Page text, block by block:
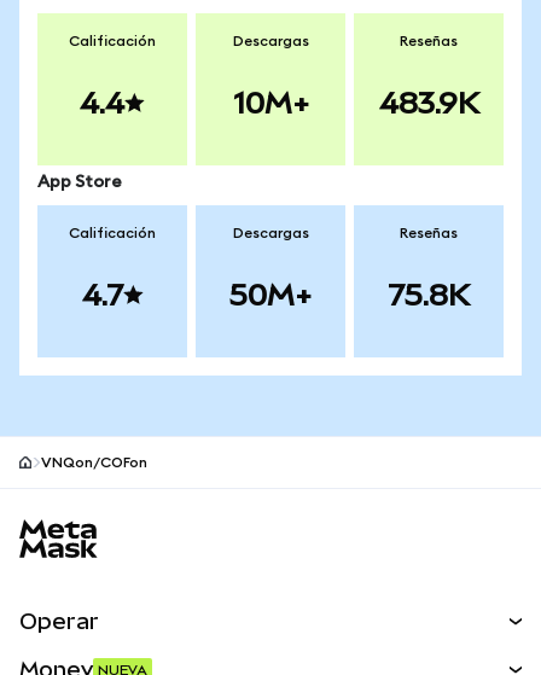
Calificación
4.4
Descargas
10M+
Reseñas
483.9K
App Store
Calificación
4.7
Descargas
50M+
Reseñas
75.8K
VNQon/COFon
Operar
Money NUEVA